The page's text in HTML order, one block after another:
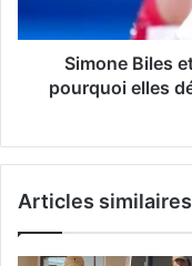
Simone Biles
pourquoi elles
Articles similaires